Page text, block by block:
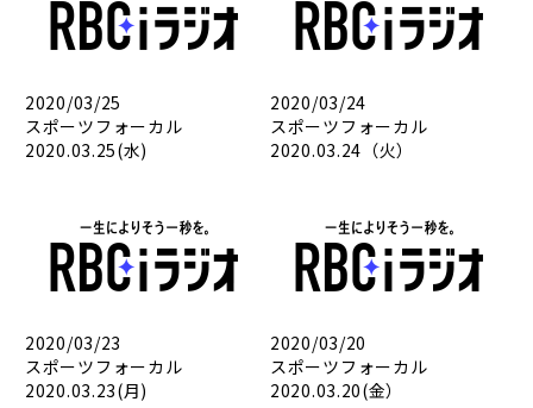
2020/03/25
スポーツフォーカル
2020.03.25(水)
2020/03/24
スポーツフォーカル
2020.03.24（火）
2020/03/23
スポーツフォーカル
2020.03.23(月)
2020/03/20
スポーツフォーカル
2020.03.20(金）